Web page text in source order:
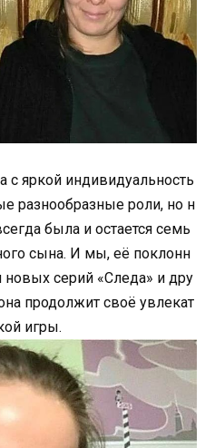
с яркой индивидуальность
разнообразные роли, но н
была и остается семь
сына. И мы, её поклонн
серий «Следа» и дру
продолжит своё увлекат
игры.